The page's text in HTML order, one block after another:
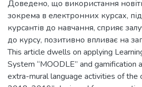
Доведено, що використання
зокрема в електронних курсах,
курсантів до навчання, сприяє
до курсу, позитивно впливає на
This article dwells on applying
System “MOODLE” and gamification
extra-mural language activities of the